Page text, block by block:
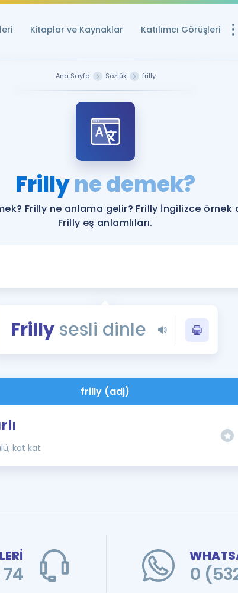
Kitaplar ve Kaynaklar Katılımcı Görüşleri
YDS ve YÖKDİL
YDS ve YÖKDİL'e
Tüm ÖSYM
Blog
YDS - YÖKDİL
İngilizce Gramer
Ana Sayfa Sözlük frilly
Frillyne demek?
Frilly ne anlama gelir? Frilly İngilizce örnek
Frilly eş anlamlıları.
Frillysesli dinle
frilly (adj)
kat kat
0